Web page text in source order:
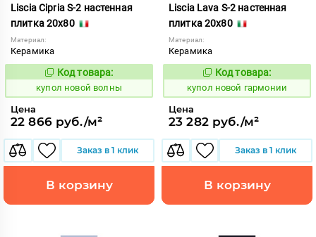
Liscia Cipria S-2 настенная
плитка 20x80
Материал:
Керамика
851887
Код товара:
купол новой волны
Цена
22 866 руб./м²
Заказ в 1 клик
В корзину
Liscia Lava S-2 настенная
плитка 20x80
Материал:
Керамика
851891
Код товара:
купол новой гармонии
Цена
23 282 руб./м²
Заказ в 1 клик
В корзину